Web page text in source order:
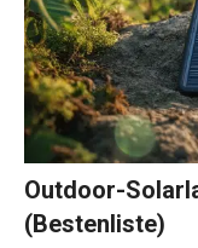
Outdoor-
(Bestenliste)